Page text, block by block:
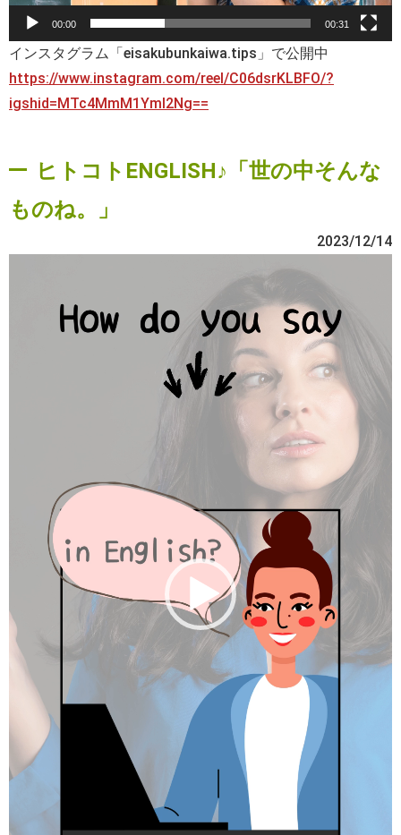
00:00 00:31
インスタグラム「eisakubunkaiwa.tips」で公開中
https://www.instagram.com/reel/C06dsrKLBFO/?
igshid=MTc4MmM1YmI2Ng==
ヒトコトENGLISH♪「世の中そんな
ものね。」
2023/12/14